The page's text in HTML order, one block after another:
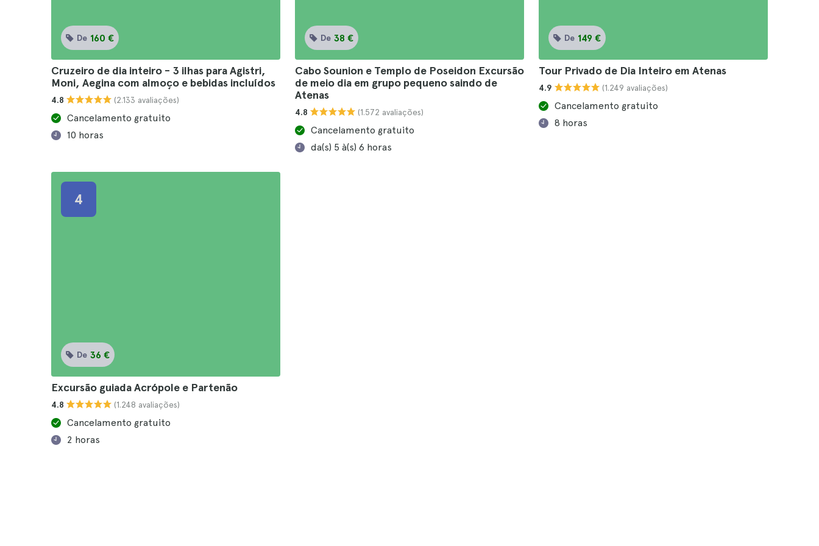
De 160 €
Cruzeiro de dia inteiro - 3 ilhas para Agistri,
Moni, Aegina com almoço e bebidas incluídos
4.8 (2.133 avaliações)
Cancelamento gratuito
10 horas
De 38 €
Cabo Sounion e Templo de Poseidon Excursão
de meio dia em grupo pequeno saindo de
Atenas
4.8 (1.572 avaliações)
Cancelamento gratuito
da(s) 5 à(s) 6 horas
De 149 €
Tour Privado de Dia Inteiro em Atenas
4.9 (1.249 avaliações)
Cancelamento gratuito
8 horas
4
De 36 €
Excursão guiada Acrópole e Partenão
4.8 (1.248 avaliações)
Cancelamento gratuito
2 horas